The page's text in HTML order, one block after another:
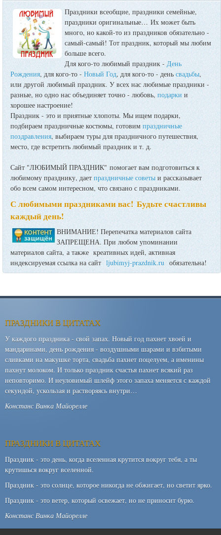
Праздники всеобщие, праздники семейные,
праздники оригинальные… Их может быть
много, но какой-то из праздников обязательно -
самый-самый! Тот праздник, который мы любим
больше всего.
Для кого-то любимый праздник - День
Рождения, для кого-то -Новый Год, для кого-то - деньсвадьбы,
или другой любимый праздник. У всех нас любимые праздники -
разные, но одно нас объединяет точно - любовь,подарки и
хорошее настроение!
Праздник - это и приятные хлопоты. Мы ищем подарки,
подбираем праздничные костюмы, готовимпраздничные
поздравления, выбираем туры для праздничного путешествия,
место, где встретить любимый праздник и т. д.
Сайт "ЛЮБИМЫЙ ПРАЗДНИК" помогает вам подготовиться к
любимому празднику, даетпраздничные советы и рассказывает
обо всем самом интересном, что связано с праздниками.
С любимыми праздниками вас! Будьте счастливы
каждый день!
ВНИМАНИЕ! Перепечатка материалов сайта
ЗАПРЕЩЕНА. При любом упоминании
материалов сайта, а также креативных идей, активная
индексируемая ссылка на сайт ljubimyj-prazdnik.ruобязательна!
ПРАЗДНИКИ В ЦИТАТАХ
У каждого праздника - свой запах. Новый год пахнет хвоей и
мандаринами, день рождения - воздушными шарами и взбитыми
сливками на макушке торта, свадьба пахнет поцелуем, а именины
пахнут молоком. И только праздник счастья пахнет всякий раз
неповторимо. И неуловимый шлейф этого запаха меняется с каждой
секундой, ускользая и растворяясь внутри…
Констанс Винка Майорелле
ПРАЗДНИКИ В ЦИТАТАХ
Праздник - это день, когда вселенная крутится вокруг тебя, а ты
крутишься вокруг вселенной.
Праздник - это солнце, которое никогда не обжигает, но светит ярко.
Праздник - это ветер, который освежает, но не приносит бурю.
Констанс Винка Майорелле